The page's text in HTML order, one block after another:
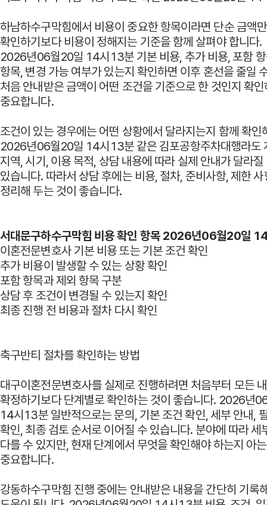
하남하수구막힘에서 비용이 중요한 항목이라면 단순 금액만
확인하기보다 비용이 정해지는 기준을 함께 살펴야 합니다.
2026년06월20일 14시13분 기본 비용, 추가 비용, 포함
항목, 변경 가능 여부가 있는지 확인하면 이후 혼선을 줄일
처음 안내받은 금액이 어떤 조건을 기준으로 한 것인지 확
중요합니다.
조건이 있는 경우에는 어떤 상황에서 달라지는지 함께 확인
2026년06월20일 14시13분 같은 김포공항주차대행라도
지역, 시기, 이용 목적, 상담 내용에 따라 실제 안내가 달라질
있습니다. 따라서 상담 후에는 비용, 절차, 준비사항, 제한
정리해 두는 것이 좋습니다.
서대문구하수구막힘 비용 확인 항목 2026년06월20일
이혼전문변호사 기본 비용 또는 기본 조건 확인
추가 비용이 발생할 수 있는 상황 확인
포함 항목과 제외 항목 구분
상담 후 조건이 변경될 수 있는지 확인
최종 진행 전 비용과 절차 다시 확인
축구반티 절차를 확인하는 방법
대구이혼전문변호사를 실제로 진행하려면 처음부터 모든
확정하기보다 단계별로 확인하는 것이 좋습니다. 2026년
14시13분 일반적으로는 문의, 기본 조건 확인, 세부 안내,
확인, 최종 검토 순서로 이어질 수 있습니다. 분야에 따라 세
다를 수 있지만, 현재 단계에서 무엇을 확인해야 하는지 아
중요합니다.
강동하수구막힘 진행 중에는 안내받은 내용을 간단히 기록